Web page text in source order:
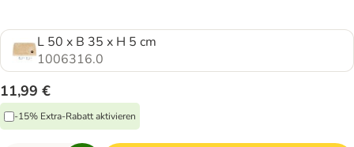
L 50 x B 35 x H 5 cm
1006316.0
11,99 €
-15% Extra-Rabatt aktivieren